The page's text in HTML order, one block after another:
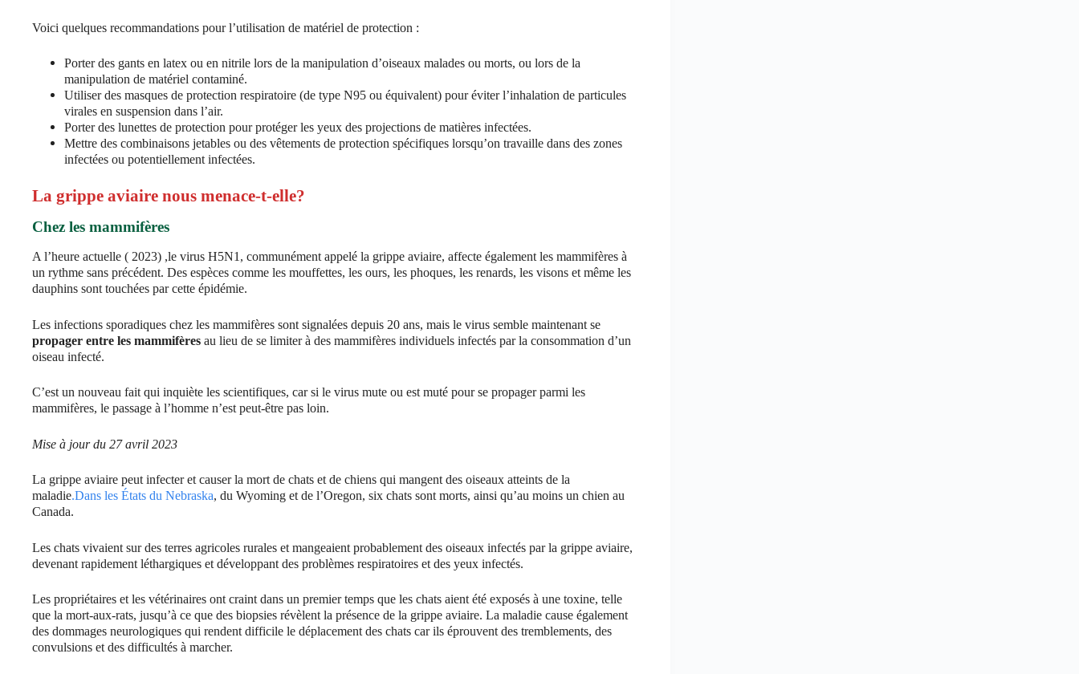
Voici quelques recommandations pour l’utilisation de matériel de protection :
Porter des gants en latex ou en nitrile lors de la manipulation d’oiseaux malades ou morts, ou lors de la
manipulation de matériel contaminé.
Utiliser des masques de protection respiratoire (de type N95 ou équivalent) pour éviter l’inhalation de particules
virales en suspension dans l’air.
Porter des lunettes de protection pour protéger les yeux des projections de matières infectées.
Mettre des combinaisons jetables ou des vêtements de protection spécifiques lorsqu’on travaille dans des zones
infectées ou potentiellement infectées.
La grippe aviaire nous menace-t-elle?
Chez les mammifères
A l’heure actuelle ( 2023) ,le virus H5N1, communément appelé la grippe aviaire, affecte également les mammifères à
un rythme sans précédent. Des espèces comme les mouffettes, les ours, les phoques, les renards, les visons et même les
dauphins sont touchées par cette épidémie.
Les infections sporadiques chez les mammifères sont signalées depuis 20 ans, mais le virus semble maintenant se
propager entre les mammifères au lieu de se limiter à des mammifères individuels infectés par la consommation d’un
oiseau infecté.
C’est un nouveau fait qui inquiète les scientifiques, car si le virus mute ou est muté pour se propager parmi les
mammifères, le passage à l’homme n’est peut-être pas loin.
Mise à jour du 27 avril 2023
La grippe aviaire peut infecter et causer la mort de chats et de chiens qui mangent des oiseaux atteints de la
maladie.Dans les États du Nebraska, du Wyoming et de l’Oregon, six chats sont morts, ainsi qu’au moins un chien au
Canada.
Les chats vivaient sur des terres agricoles rurales et mangeaient probablement des oiseaux infectés par la grippe aviaire,
devenant rapidement léthargiques et développant des problèmes respiratoires et des yeux infectés.
Les propriétaires et les vétérinaires ont craint dans un premier temps que les chats aient été exposés à une toxine, telle
que la mort-aux-rats, jusqu’à ce que des biopsies révèlent la présence de la grippe aviaire. La maladie cause également
des dommages neurologiques qui rendent difficile le déplacement des chats car ils éprouvent des tremblements, des
convulsions et des difficultés à marcher.